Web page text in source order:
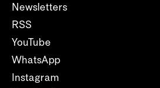
Newsletters
RSS
YouTube
WhatsApp
Instagram